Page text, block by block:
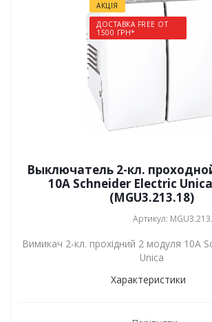
АКЦІЯ
ДОСТАВКА FREE ОТ
1500 ГРН*
Выключатель 2-кл.
10А Schneider Electric
(MGU3.213.18)
Артикул:
Вимикач 2-кл. прохідний 2 модуля 10А
Unica
Характеристики